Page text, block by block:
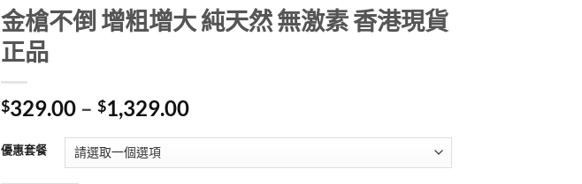
金槍不倒 增粗增大 純天然 無激素 香港現貨
正品
$329.00 – $1,329.00Price
through
優惠套餐